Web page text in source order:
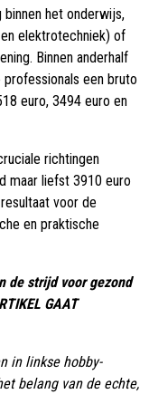
het onderwijs,
elektrotechniek) of
Binnen anderhalf
een bruto
euro, 3494 euro en
richtingen
maar liefst 3910 euro
voor de
en praktische
de strijd voor gezond
GAAT
in linkse hobby-
belang van de echte,